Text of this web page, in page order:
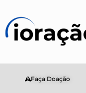
Faça Doação